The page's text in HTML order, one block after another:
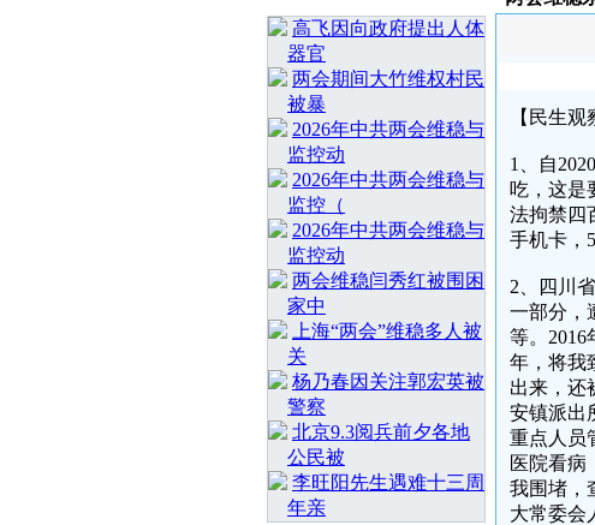
高飞因向政府提出人体
器官
两会期间大竹维权村民
被暴
2026年中共两会维稳与
监控动
2026年中共两会维稳与
监控（
2026年中共两会维稳与
监控动
两会维稳闫秀红被围困
家中
上海“两会”维稳多人被
关
杨乃春因关注郭宏英被
警察
北京9.3阅兵前夕各地
公民被
李旺阳先生遇难十三周
年亲
【民生
1、自
吃，这是
法拘禁四
手机卡，
2、四川
一部分，
等。
年，将我
出来，还
安镇派出
重点人员
医院看病
我围堵，
大常委会